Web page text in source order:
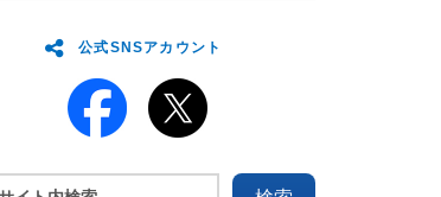
公式SNSアカウント